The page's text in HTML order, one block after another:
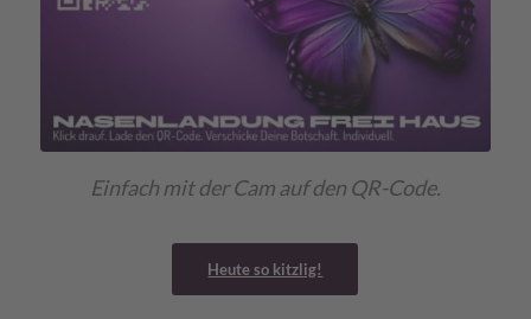
Einfach mit der Cam auf den QR-Code.
Heute so kitzlig!